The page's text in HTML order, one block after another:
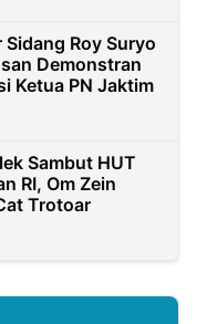
Roy Suryo
Demonstran
Ketua PN Jaktim
Sambut HUT
RI, Om Zein
Trotoar